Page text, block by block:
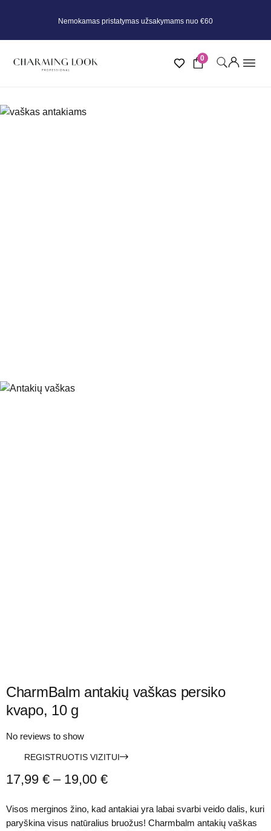
Nemokamas pristatymas užsakymams nuo €60
0
CharmBalm antakių vaškas persiko
kvapo, 10 g
No reviews to show
REGISTRUOTIS VIZITUI
17,99 € – 19,00 €
Visos merginos žino, kad antakiai yra labai svarbi veido dalis, kuri
paryškina visus natūralius bruožus! Charmbalm antakių vaškas